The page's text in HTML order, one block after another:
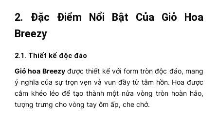
2. Đặc Điểm Nổi Bật Của Giỏ Hoa
Breezy
2.1. Thiết kế độc đáo
Giỏ hoa Breezyđược thiết kế với form tròn độc đáo, mang
ý nghĩa của sự trọn vẹn và vun đầy từ tâm hồn. Hoa được
cắm khéo léo để tạo thành một nửa vòng tròn hoàn hảo,
tượng trưng cho vòng tay ôm ấp, che chở.